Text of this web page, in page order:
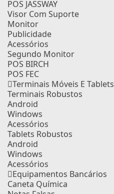
POS JASSWAY
Visor Com Suporte
Monitor
Publicidade
Acessórios
Segundo Monitor
POS BIRCH
POS FEC
Terminais Móveis E Tablets
Terminais Robustos
Android
Windows
Acessórios
Tablets Robustos
Android
Windows
Acessórios
Equipamentos Bancários
Caneta Química